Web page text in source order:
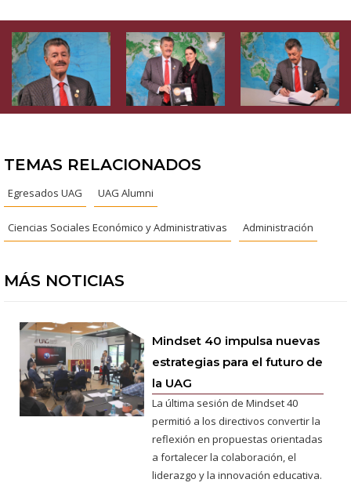
TEMAS RELACIONADOS
Egresados UAG UAG Alumni
Ciencias Sociales Económico y Administrativas Administración
MÁS NOTICIAS
Mindset 40 impulsa nuevas
estrategias para el futuro de
la UAG
La última sesión de Mindset 40
permitió a los directivos convertir la
reflexión en propuestas orientadas
a fortalecer la colaboración, el
liderazgo y la innovación educativa.